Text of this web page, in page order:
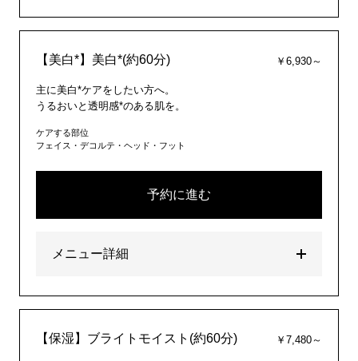
【美白*】美白*(約60分) ￥6,930～
主に美白*ケアをしたい方へ。
うるおいと透明感*のある肌を。
ケアする部位
フェイス・デコルテ・ヘッド・フット
予約に進む
メニュー詳細
【保湿】ブライトモイスト(約60分) ￥7,480～